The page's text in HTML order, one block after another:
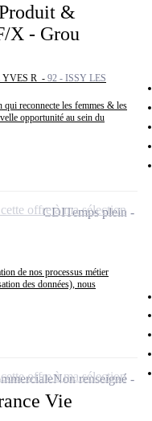
&
X - Grou
YVES R - 92 - ISSY LES
reconnecte les femmes & les
opportunité au sein du
de nos processus métier
des données), nous
CDITemps plein
offre à ma sélection
Vie
Non renseigné
offre à ma sélection